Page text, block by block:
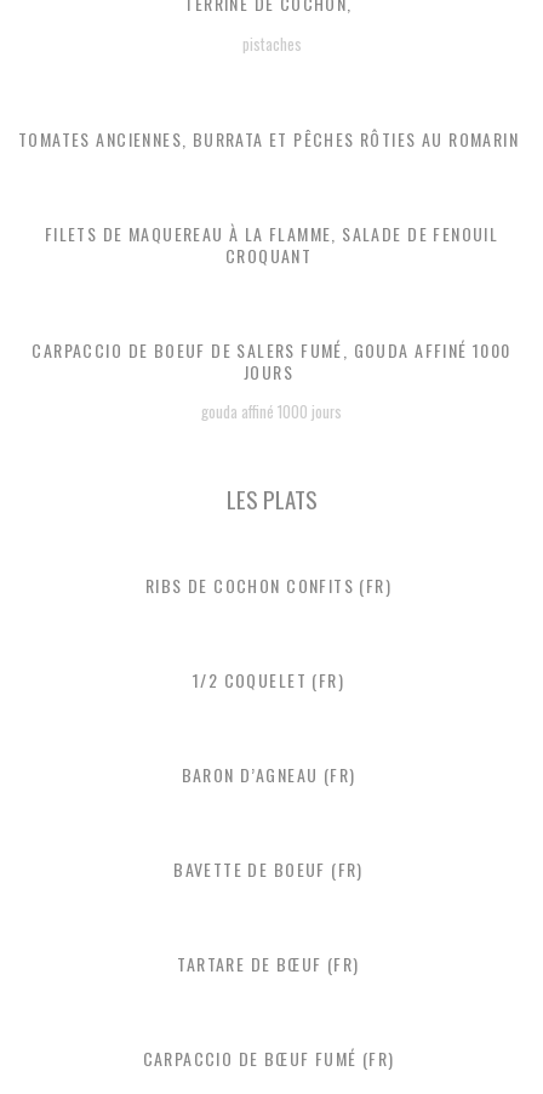
pistaches
TOMATES ANCIENNES, BURRATA ET PÊCHES RÔTIES AU ROMARIN
FILETS DE MAQUEREAU À LA FLAMME, SALADE DE FENOUIL
CROQUANT
CARPACCIO DE BOEUF DE SALERS FUMÉ, GOUDA AFFINÉ 1000
JOURS
gouda affiné 1000 jours
LES PLATS
RIBS DE COCHON CONFITS (FR)
1/2 COQUELET (FR)
BARON D’AGNEAU (FR)
BAVETTE DE BOEUF (FR)
TARTARE DE BŒUF (FR)
CARPACCIO DE BŒUF FUMÉ (FR)